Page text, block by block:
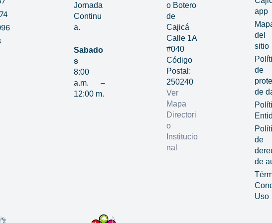
Jornada
Continu
a.
Sabado
s
8:00
a.m. –
12:00 m.
o Botero
de
Cajicá
Calle 1A
#040
Código
Postal:
250240
Ver
Mapa
Directori
o
Institucio
nal
app
del
sitio
de
de
de
de
Uso